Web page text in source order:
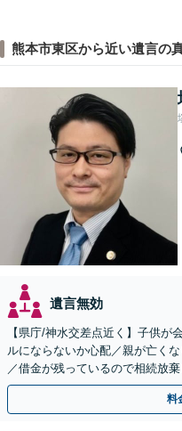
熊本市東区から近い遺言の
遺言無効
【県庁/神水交差点近く】子供が
ルにならないか心配／親が亡く
／借金が残っているので相続放
サポートします。
料